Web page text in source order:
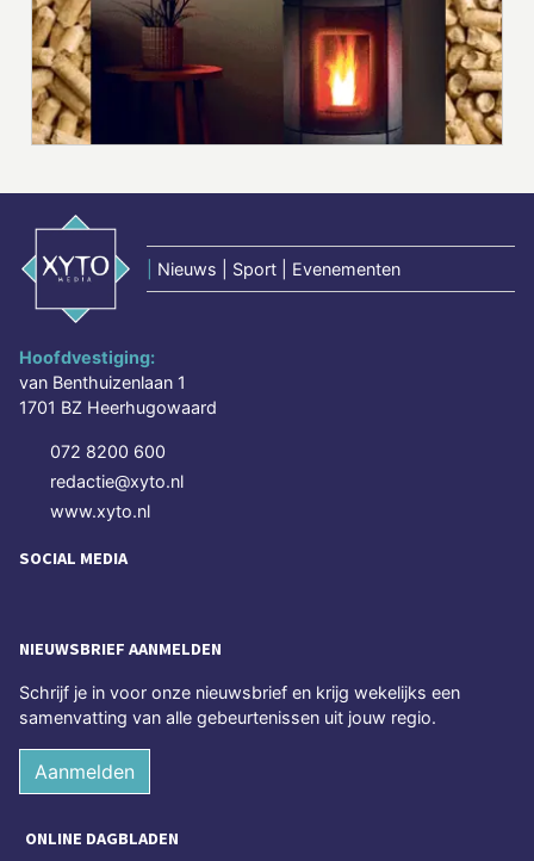
Nieuws | Sport | Evenementen
Hoofdvestiging:
van Benthuizenlaan 1
1701 BZ Heerhugowaard
072 8200 600
redactie@xyto.nl
www.xyto.nl
SOCIAL MEDIA
NIEUWSBRIEF AANMELDEN
Schrijf je in voor onze nieuwsbrief en krijg wekelijks een
samenvatting van alle gebeurtenissen uit jouw regio.
Aanmelden
ONLINE DAGBLADEN